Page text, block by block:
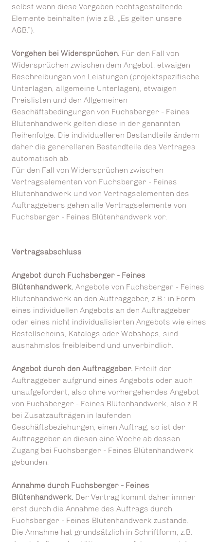
selbst wenn diese Vorgaben rechtsgestaltende
Elemente beinhalten (wie z.B. „Es gelten unsere
AGB.“).
Vorgehen bei Widersprüchen. Für den Fall von
Widersprüchen zwischen dem Angebot, etwaigen
Beschreibungen von Leistungen (projektspezifische
Unterlagen, allgemeine Unterlagen), etwaigen
Preislisten und den Allgemeinen
Geschäftsbedingungen von Fuchsberger - Feines
Blütenhandwerk gelten diese in der genannten
Reihenfolge. Die individuelleren Bestandteile ändern
daher die generelleren Bestandteile des Vertrages
automatisch ab.
Für den Fall von Widersprüchen zwischen
Vertragselementen von Fuchsberger - Feines
Blütenhandwerk und von Vertragselementen des
Auftraggebers gehen alle Vertragselemente von
Fuchsberger - Feines Blütenhandwerk vor.
Vertragsabschluss
Angebot durch Fuchsberger - Feines
Blütenhandwerk. Angebote von Fuchsberger - Feines
Blütenhandwerk an den Auftraggeber, z.B.: in Form
eines individuellen Angebots an den Auftraggeber
oder eines nicht individualisierten Angebots wie eines
Bestellscheins, Katalogs oder Webshops, sind
ausnahmslos freibleibend und unverbindlich.
Angebot durch den Auftraggeber. Erteilt der
Auftraggeber aufgrund eines Angebots oder auch
unaufgefordert, also ohne vorhergehendes Angebot
von Fuchsberger - Feines Blütenhandwerk, also z.B.
bei Zusatzaufträgen in laufenden
Geschäftsbeziehungen, einen Auftrag, so ist der
Auftraggeber an diesen eine Woche ab dessen
Zugang bei Fuchsberger - Feines Blütenhandwerk
gebunden.
Annahme durch Fuchsberger - Feines
Blütenhandwerk. Der Vertrag kommt daher immer
erst durch die Annahme des Auftrags durch
Fuchsberger - Feines Blütenhandwerk zustande.
Die Annahme hat grundsätzlich in Schriftform, z.B.